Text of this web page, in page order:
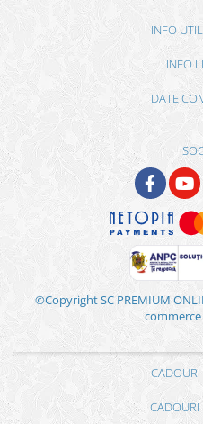
INFO
INFO
DATE
©Copyright SC PREMIUM
CADOURI
CADOURI